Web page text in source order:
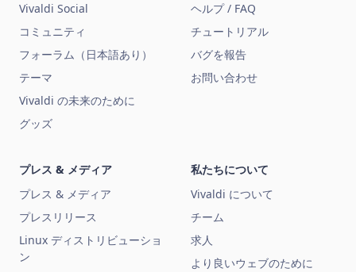
Vivaldi Social
コミュニティ
フォーラム（日本語あり）
テーマ
Vivaldi の未来のために
グッズ
ヘルプ / FAQ
チュートリアル
バグを報告
お問い合わせ
プレス & メディア
プレス & メディア
プレスリリース
Linux ディストリビューショ
ン
私たちについて
Vivaldi について
チーム
求人
より良いウェブのために